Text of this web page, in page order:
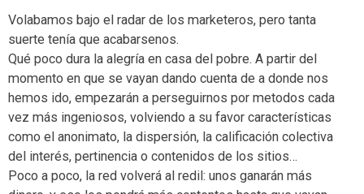
Volabamos bajo el radar de los marketeros, pero tanta
suerte tenía que acabarsenos.
Qué poco dura la alegría en casa del pobre. A partir del
momento en que se vayan dando cuenta de a donde nos
hemos ido, empezarán a perseguirnos por metodos cada
vez más ingeniosos, volviendo a su favor características
como el anonimato, la dispersión, la calificación colectiva
del interés, pertinencia o contenidos de los sitios…
Poco a poco, la red volverá al redil: unos ganarán más